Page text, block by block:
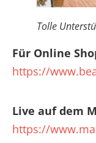
Tolle
Für Online
https://
Live auf dem
https://